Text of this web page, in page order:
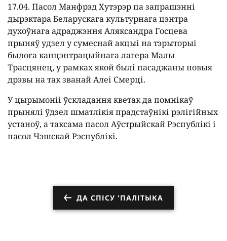
17.04. Пасол Манфрэд Хутэрэр па запрашэнні
дырэктара Беларускага культурнага цэнтра
духоўнага адраджэння Аляксандра Госцева
прыняў удзел у сумеснай акцыі на тэрыторыі
былога канцэнтрацыйнага лагера Малы
Трасцянец, у рамках якой былі пасаджаны новыя
дрэвы на так званай Алеі Смерці.
У цырымоніі ўскладання кветак да помнікаў
прынялі ўдзел шматлікія прадстаўнікі рэлігійных
устаноў, а таксама пасол Аўстрыйскай Рэспублікі і
пасол Чэшскай Рэспублікі.
ДА СПІСУ 'ПАЛІТЫКА